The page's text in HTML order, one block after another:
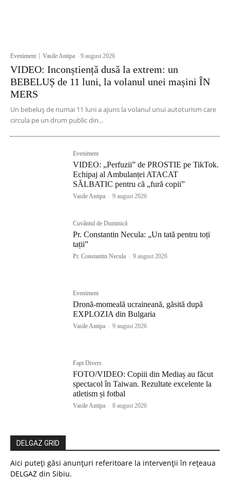
Eveniment Vasile Antipa -9 august 2026
VIDEO: Inconștiență dusă la extrem: un
BEBELUȘ de 11 luni, la volanul unei mașini ÎN
MERS
Un bebeluș de numai 11 luni a ajuns la volanul unui autoturism care
circula pe un drum public din...
Eveniment
VIDEO: „Perfuzii” de PROSTIE pe TikTok.
Echipaj al Ambulanței ATACAT
SĂLBATIC pentru că „fură copii”
Vasile Antipa - 9 august 2026
Cuvântul de Duminică
Pr. Constantin Necula: „Un tată pentru toți
tații”
Pr. Constantin Necula - 9 august 2026
Eveniment
Dronă-momeală ucraineană, găsită după
EXPLOZIA din Bulgaria
Vasile Antipa - 9 august 2026
Fapt Divers
FOTO/VIDEO: Copiii din Mediaș au făcut
spectacol în Taiwan. Rezultate excelente la
atletism și fotbal
Vasile Antipa - 8 august 2026
DELGAZ GRID
Aici puteți găsi anunțuri referitoare la intervenții în rețeaua
DELGAZ din Sibiu.